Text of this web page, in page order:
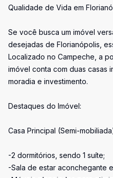
Qualidade de Vida em
Se você busca um imóvel
desejadas de Florianópolis,
Localizado no Campeche, a
imóvel conta com duas casas
moradia e investimento.
Destaques do Imóvel:
Casa Principal (Semi-
-2 dormitórios, sendo 1 suíte;
-Sala de estar aconchegante